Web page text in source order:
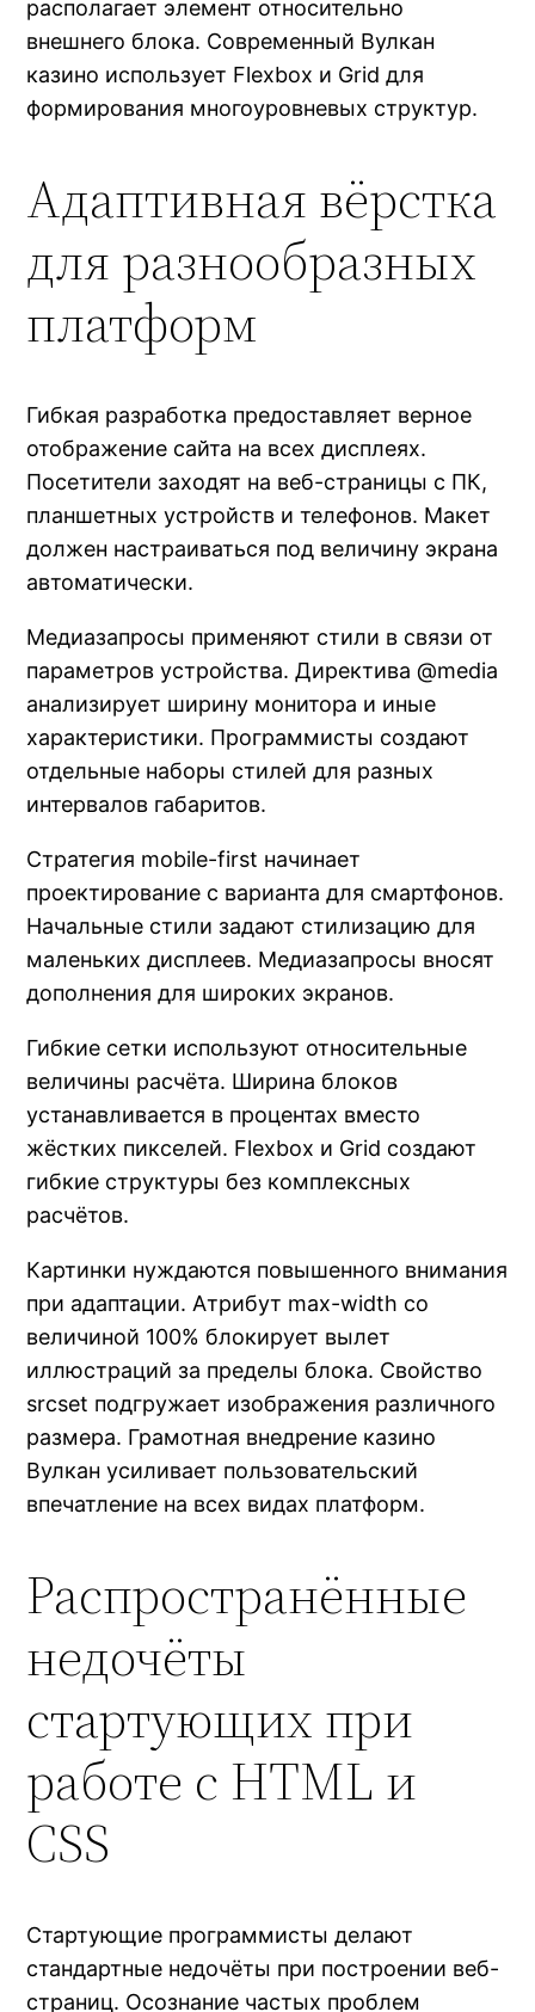
располагает элемент относительно
внешнего блока. Современный Вулкан
казино использует Flexbox и Grid для
формирования многоуровневых структур.
Адаптивная вёрстка
для разнообразных
платформ
Гибкая разработка предоставляет верное
отображение сайта на всех дисплеях.
Посетители заходят на веб-страницы с ПК,
планшетных устройств и телефонов. Макет
должен настраиваться под величину экрана
автоматически.
Медиазапросы применяют стили в связи от
параметров устройства. Директива @media
анализирует ширину монитора и иные
характеристики. Программисты создают
отдельные наборы стилей для разных
интервалов габаритов.
Стратегия mobile-first начинает
проектирование с варианта для смартфонов.
Начальные стили задают стилизацию для
маленьких дисплеев. Медиазапросы вносят
дополнения для широких экранов.
Гибкие сетки используют относительные
величины расчёта. Ширина блоков
устанавливается в процентах вместо
жёстких пикселей. Flexbox и Grid создают
гибкие структуры без комплексных
расчётов.
Картинки нуждаются повышенного внимания
при адаптации. Атрибут max-width со
величиной 100% блокирует вылет
иллюстраций за пределы блока. Свойство
srcset подгружает изображения различного
размера. Грамотная внедрение казино
Вулкан усиливает пользовательский
впечатление на всех видах платформ.
Распространённые
недочёты
стартующих при
работе с HTML и
CSS
Стартующие программисты делают
стандартные недочёты при построении веб-
страниц. Осознание частых проблем